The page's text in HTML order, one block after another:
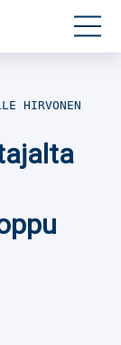
HIRVONEN